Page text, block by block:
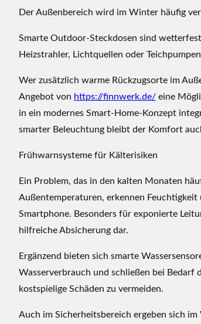
Der Außenbereich wird im Winter häufig
Smarte Outdoor-Steckdosen sind
Heizstrahler, Lichtquellen oder
Wer zusätzlich warme Rückzugsorte im
Angebot von https://finnwerk.de/ eine
in ein modernes Smart-Home-Konzept
smarter Beleuchtung bleibt der Komfort
Frühwarnsysteme für Kälterisiken
Ein Problem, das in den kalten Monaten
Außentemperaturen, erkennen
Smartphone. Besonders für exponierte
hilfreiche Absicherung dar.
Ergänzend bieten sich smarte
Wasserverbrauch und schließen bei Bedarf
kostspielige Schäden zu vermeiden.
Auch im Sicherheitsbereich ergeben sich